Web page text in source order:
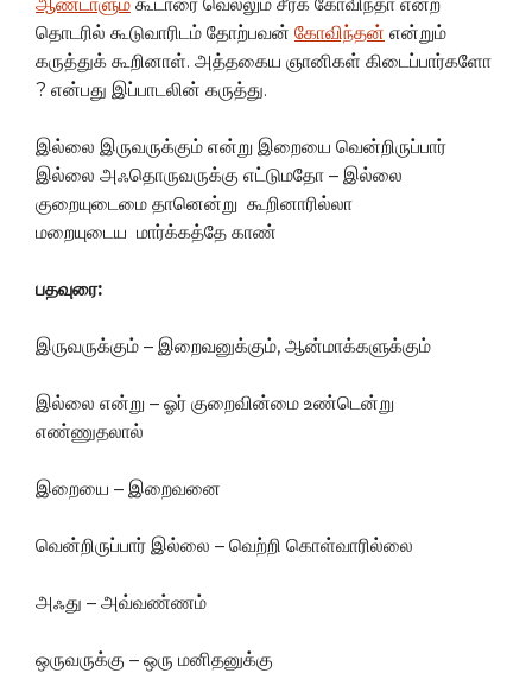
தொடரில் கூடுவாரிடம் தோற்பவன் கோவிந்தன் என்றும்
கருத்துக் கூறினாள். அத்தகைய ஞானிகள் கிடைப்பார்களோ
? என்பது இப்பாடலின் கருத்து.
இல்லை இருவருக்கும் என்று இறையை வென்றிருப்பார்
இல்லை அஃதொருவருக்கு எட்டுமதோ – இல்லை
குறையுடைமை தானென்று கூறினாரில்லா
மறையுடைய மார்க்கத்தே காண்
பதவுரை:
இருவருக்கும் – இறைவனுக்கும், ஆன்மாக்களுக்கும்
இல்லை என்று – ஓர் குறைவின்மை உண்டென்று
எண்ணுதலால்
இறையை – இறைவனை
வென்றிருப்பார் இல்லை – வெற்றி கொள்வாரில்லை
அஃது – அவ்வண்ணம்
ஒருவருக்கு – ஒரு மனிதனுக்கு